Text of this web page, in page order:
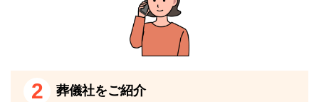
草津ブライトホール【草津駅西】の火葬場につ
いて
草津ブライトホール【草津駅西】には火葬の設備はあ
2 葬儀社をご紹介